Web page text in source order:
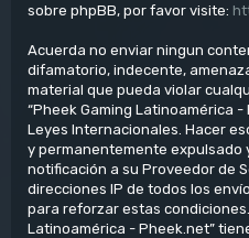
sobre phpBB, por favor visite:
Acuerda no enviar ningun
difamatorio, indecente,
material que pueda violar
“Pheek Gaming Latinoamérica
Leyes Internacionales. Hacer
y permanentemente expulsado
notificación a su Proveedor de
direcciones IP de todos los
para reforzar estas
Latinoamérica - Pheek.net”